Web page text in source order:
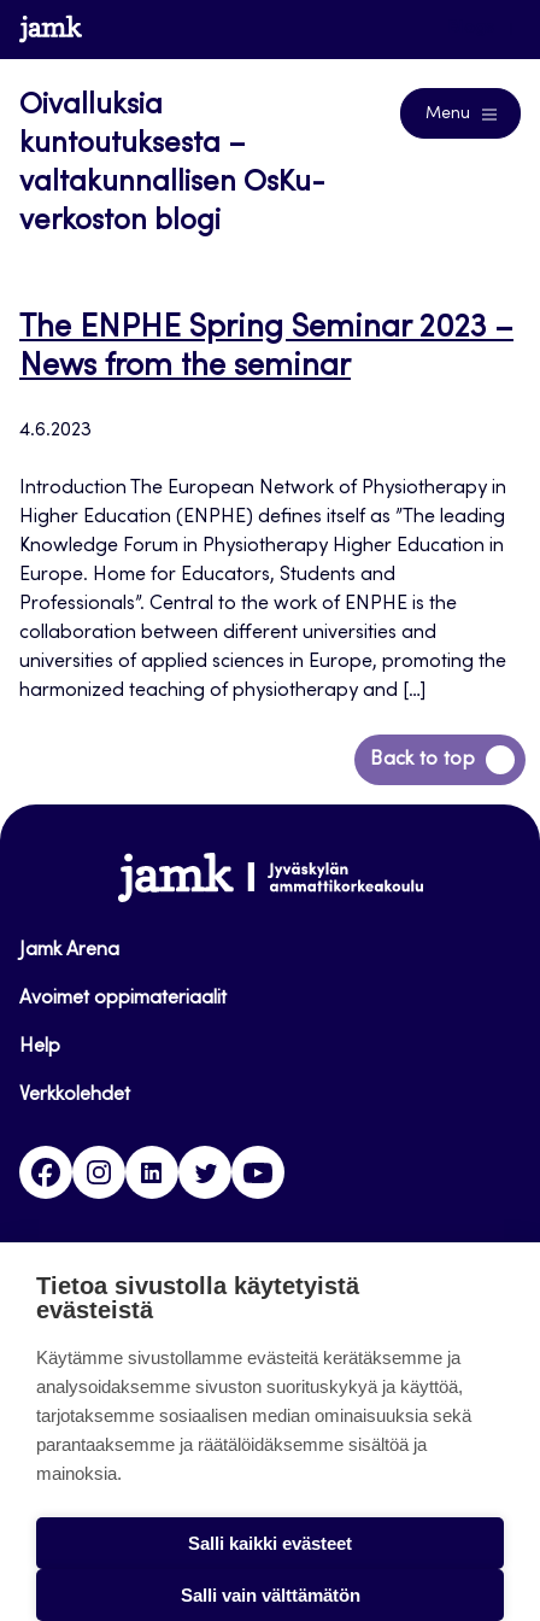
Siirry
suoraan
www.jamk.fi
Oivalluksia
kuntoutuksesta –
valtakunnallisen OsKu-
verkoston blogi
Menu
The ENPHE Spring Seminar 2023 –
News from the seminar
4.6.2023
Introduction The European Network of Physiotherapy in
Higher Education (ENPHE) defines itself as ”The leading
Knowledge Forum in Physiotherapy Higher Education in
Europe. Home for Educators, Students and
Professionals”. Central to the work of ENPHE is the
collaboration between different universities and
universities of applied sciences in Europe, promoting the
harmonized teaching of physiotherapy and […]
Back to top
Siirry
takaisin
www.jamk.fi
Jamk Arena
Avoimet oppimateriaalit
Help
Verkkolehdet
FacebookInstagramLinkedinTwitter
päättynyt 11.9.2023.
About the site
Käyttöehdot
Saavutettavuusseloste
Alasottoilmoitus
Tietoa sivustolla käytetyistä
evästeistä
Käytämme sivustollamme evästeitä kerätäksemme ja
analysoidaksemme sivuston suorituskykyä ja käyttöä,
tarjotaksemme sosiaalisen median ominaisuuksia sekä
parantaaksemme ja räätälöidäksemme sisältöä ja
mainoksia.
Salli kaikki evästeet
Salli vain välttämätön